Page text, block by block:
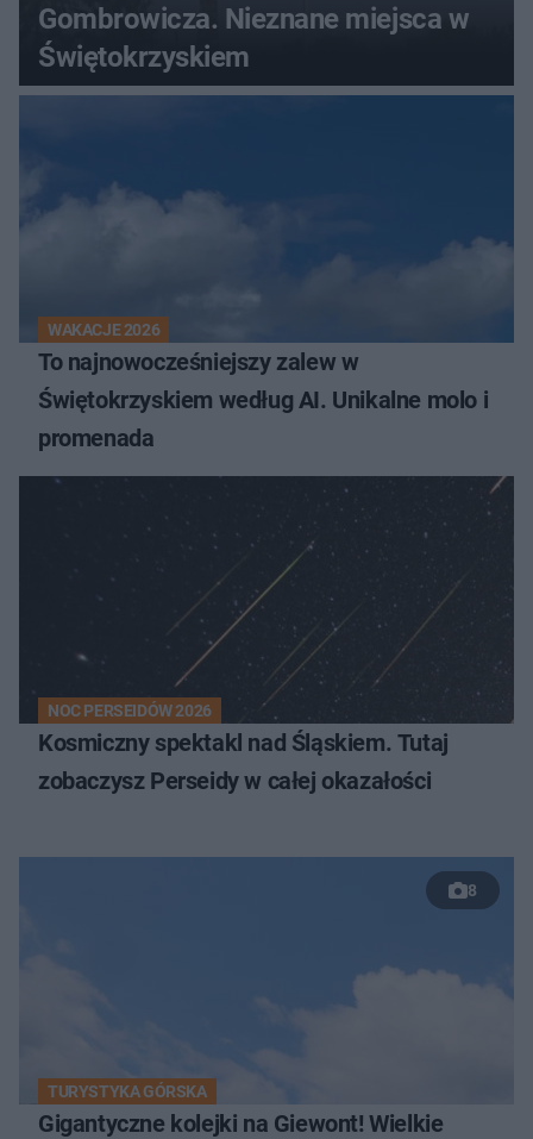
Gombrowicza. Nieznane miejsca w
Świętokrzyskiem
WAKACJE 2026
To najnowocześniejszy zalew w
Świętokrzyskiem według AI. Unikalne molo i
promenada
NOC PERSEIDÓW 2026
Kosmiczny spektakl nad Śląskiem. Tutaj
zobaczysz Perseidy w całej okazałości
8
TURYSTYKA GÓRSKA
Gigantyczne kolejki na Giewont! Wielkie